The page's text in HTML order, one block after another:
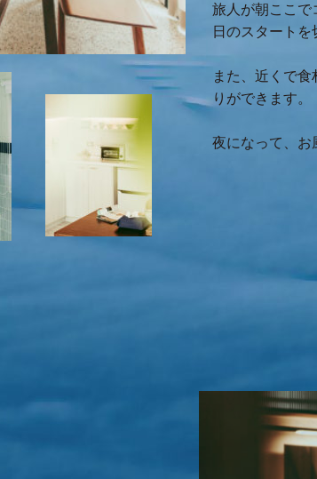
旅人が朝ここで
日のスタートを
また、近くで
りができます。
夜になって、お